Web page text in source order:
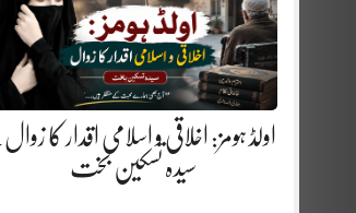
اولڈ ہومز: اخلاقی و اسلامی اقدار کا زوال.
سیدہ تسکین بخت